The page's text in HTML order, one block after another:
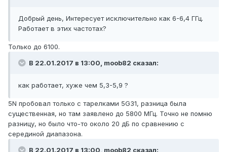
Добрый день, Интересует исключительно как 6-6,4 ГГц.
Работает в этих частотах?
Только до 6100.
В 22.01.2017 в 13:00, moob82 сказал:
как работает, хуже чем 5,3-5,9 ?
5N пробовал только с тарелками 5G31, разница была
существенная, но там заявлено до 5800 МГц. Точно не помню
разницу, но было что-то около 20 дБ по сравнению с
серединой диапазона.
В 22.01.2017 в 13:00, moob82 сказал: